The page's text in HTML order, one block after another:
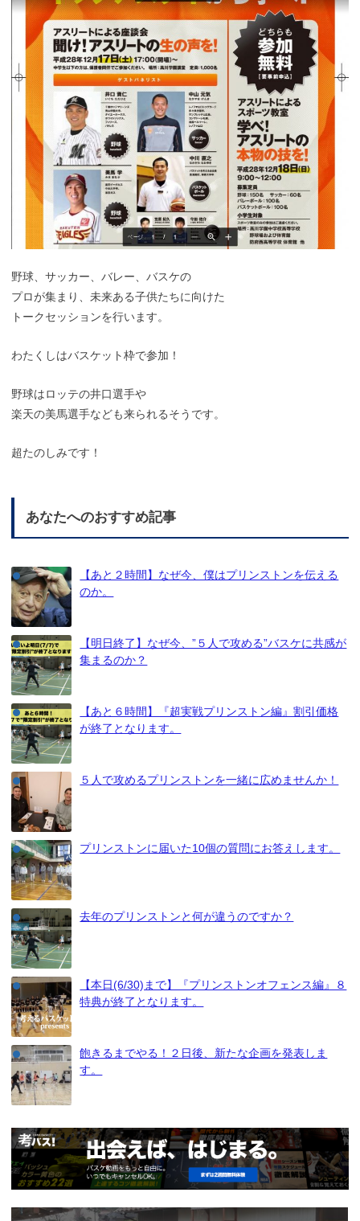
野球、サッカー、バレー、バスケの
プロが集まり、未来ある子供たちに向けた
トークセッションを行います。
わたくしはバスケット枠で参加！
野球はロッテの井口選手や
楽天の美馬選手なども来られるそうです。
超たのしみです！
あなたへのおすすめ記事
【あと２時間】なぜ今、僕はプリンストンを伝える
のか。
【明日終了】なぜ今、”５人で攻める”バスケに共感が
集まるのか？
【あと６時間】『超実戦プリンストン編』割引価格
が終了となります。
５人で攻めるプリンストンを一緒に広めませんか！
プリンストンに届いた10個の質問にお答えします。
去年のプリンストンと何が違うのですか？
【本日(6/30)まで】『プリンストンオフェンス編』８
特典が終了となります。
飽きるまでやる！２日後、新たな企画を発表しま
す。